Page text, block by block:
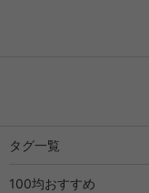
タグ一覧
100均おすすめ